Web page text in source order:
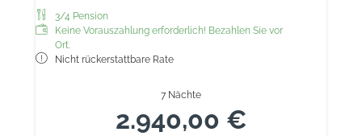
3/4 Pension
Keine Vorauszahlung erforderlich! Bezahlen Sie vor
Ort.
Nicht rückerstattbare Rate
7 Nächte
2.940,00 €